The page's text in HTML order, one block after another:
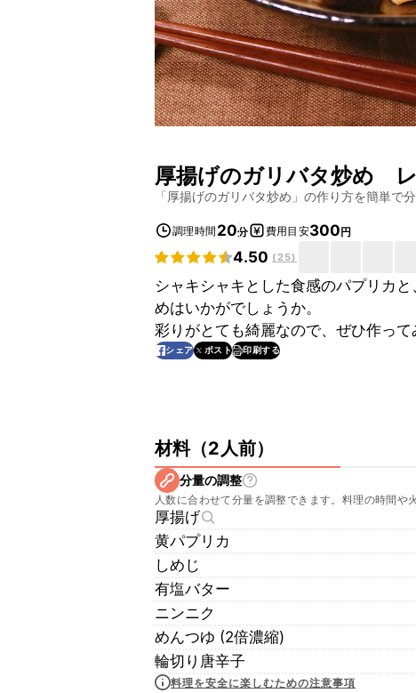
厚揚げのガリバタ炒め レ
「厚揚げのガリバタ炒め 」の作り方を簡単で
調理時間 20分 費用目安300円
4.50 (25)
シャキシャキとした食感のパプリカ
めはいかがでしょうか。
彩りがとても綺麗なので、ぜひ作って
シェア ポスト 印刷する
材料（2人前）
分量の調整
人数に合わせて分量を調整できます。料理の時間や
厚揚げ
黄パプリカ
しめじ
有塩バター
ニンニク
めんつゆ (2倍濃縮)
輪切り唐辛子
料理を安全に楽しむための注意事項